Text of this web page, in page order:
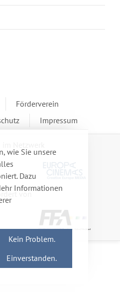
wie Sie unsere
Dazu
Informationen
Kein Problem.
Einverstanden.
Förderverein
Impressum
von
cine e. V.